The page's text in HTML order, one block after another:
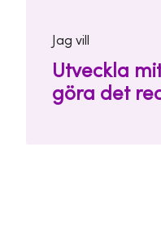
Jag vill
Utveckla
göra det